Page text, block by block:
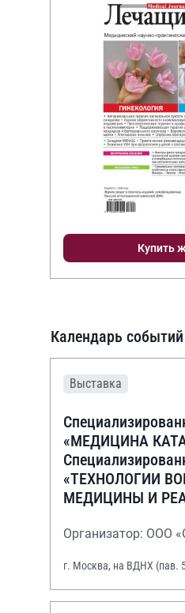
Купить
Календарь событий
Выставка
«МЕДИЦИНА
«ТЕХНОЛОГИИ
МЕДИЦИНЫ И
Организатор: ООО
г. Москва, на ВДНХ (пав.